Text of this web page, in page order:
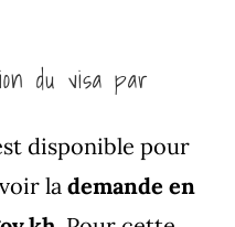
du visa par
disponible pour
la demande en